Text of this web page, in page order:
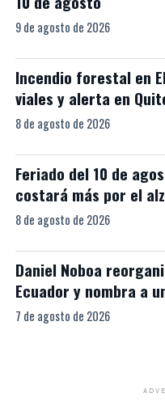
9 de agosto de 2026
Incendio forestal en
viales y alerta en
8 de agosto de 2026
Feriado del 10 de
costará más por el
8 de agosto de 2026
Daniel Noboa
Ecuador y nombra a
7 de agosto de 2026